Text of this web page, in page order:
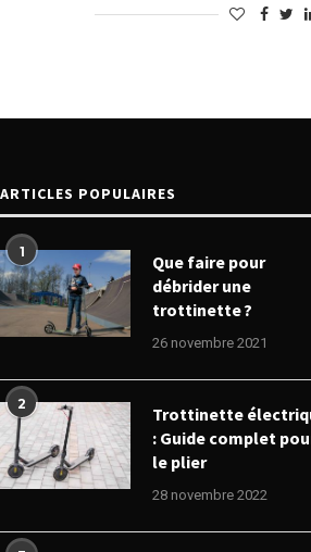
ARTICLES POPULAIRES
1
Que faire pour
débrider une
trottinette ?
26 novembre 2021
2
Trottinette
: Guide complet
le plier
28 novembre 2022